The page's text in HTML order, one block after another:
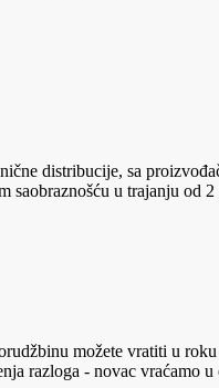
distribucije, sa
saobraznošću u trajanju od 2
možete vratiti u roku
razloga - novac vraćamo u